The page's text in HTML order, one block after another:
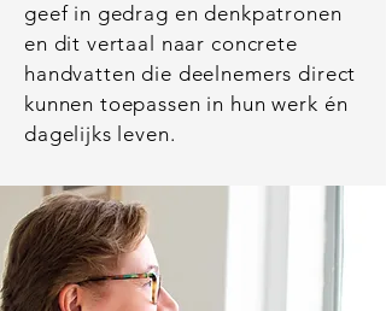
geef in gedrag en denkpatronen
en dit vertaal naar concrete
handvatten die deelnemers direct
kunnen toepassen in hun werk én
dagelijks leven.